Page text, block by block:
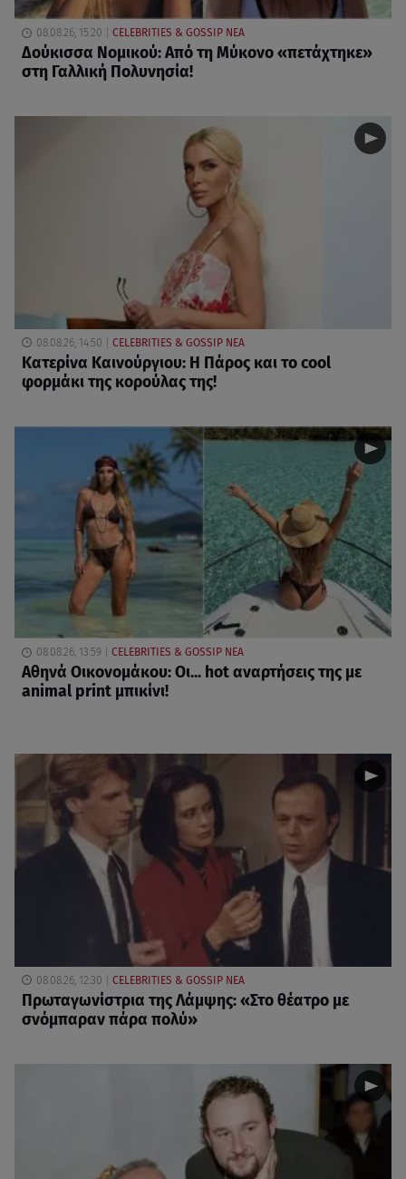
08.08.26, 15:20 CELEBRITIES & GOSSIP ΝΕΑ
Δούκισσα Νομικού: Από τη Μύκονο «πετάχτηκε»
στη Γαλλική Πολυνησία!
08.08.26, 14:50 CELEBRITIES & GOSSIP ΝΕΑ
Κατερίνα Καινούργιου: Η Πάρος και το cool
φορμάκι της κορούλας της!
08.08.26, 13:59 CELEBRITIES & GOSSIP ΝΕΑ
Αθηνά Οικονομάκου: Οι... hot αναρτήσεις της με
animal print μπικίνι!
08.08.26, 12:30 CELEBRITIES & GOSSIP ΝΕΑ
Πρωταγωνίστρια της Λάμψης: «Στο θέατρο με
σνόμπαραν πάρα πολύ»